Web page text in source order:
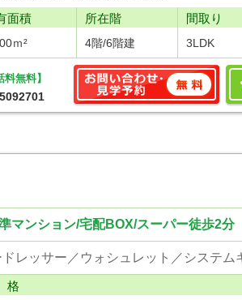
面積
ｍ²
所在階
4階/6階建
間取り
3LDK
料無料】
マンション/宅配BOX/スーパー徒歩2分
格